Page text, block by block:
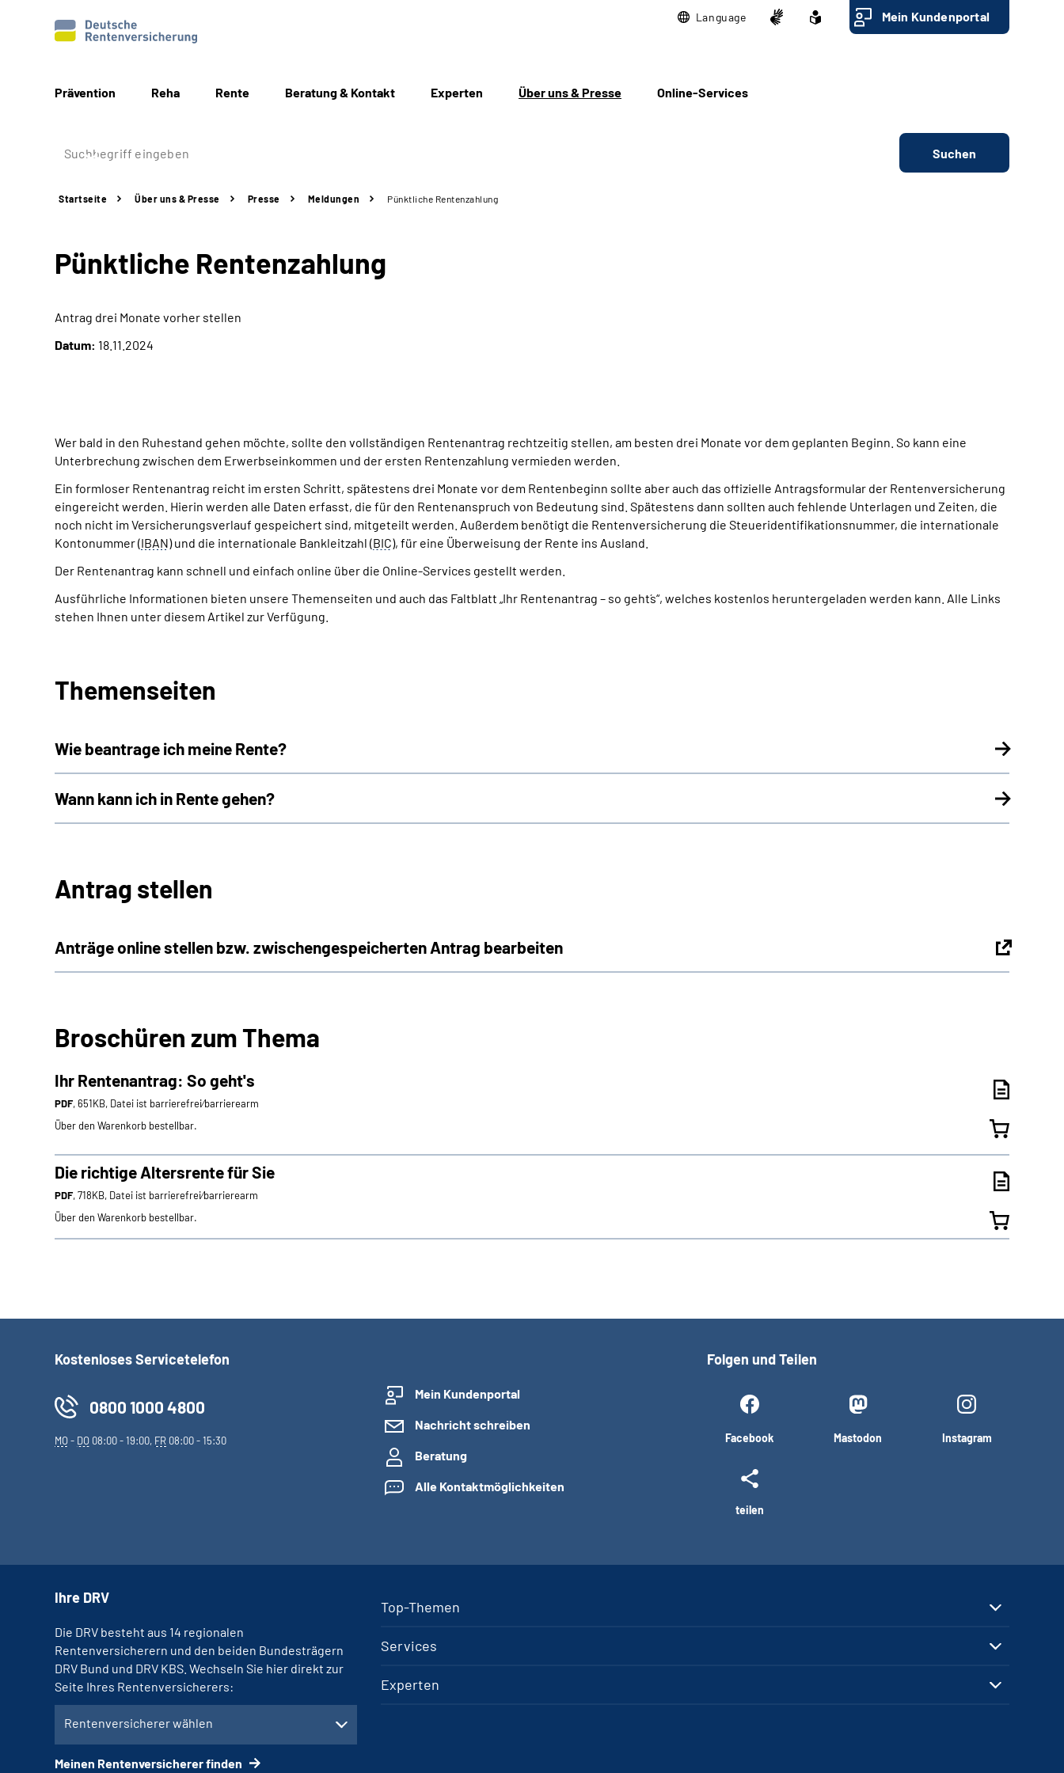
Language Mein Kundenportal
Prävention Reha Rente Beratung & Kontakt Experten Über uns & Presse Online-Services
Suchen
Startseite Über uns & Presse Presse Meldungen Pünktliche Rentenzahlung
Pünktliche Rentenzahlung
Antrag drei Monate vorher stellen
Datum: 18.11.2024
Wer bald in den Ruhestand gehen möchte, sollte den vollständigen Rentenantrag rechtzeitig stellen, am besten drei Monate vor dem geplanten Beginn. So kann eine
Unterbrechung zwischen dem Erwerbseinkommen und der ersten Rentenzahlung vermieden werden.
Ein formloser Rentenantrag reicht im ersten Schritt, spätestens drei Monate vor dem Rentenbeginn sollte aber auch das offizielle Antragsformular der Rentenversicherung
eingereicht werden. Hierin werden alle Daten erfasst, die für den Rentenanspruch von Bedeutung sind. Spätestens dann sollten auch fehlende Unterlagen und Zeiten, die
noch nicht im Versicherungsverlauf gespeichert sind, mitgeteilt werden. Außerdem benötigt die Rentenversicherung die Steueridentifikationsnummer, die internationale
Kontonummer (IBAN) und die internationale Bankleitzahl (BIC), für eine Überweisung der Rente ins Ausland.
Der Rentenantrag kann schnell und einfach online über die Online-Services gestellt werden.
Ausführliche Informationen bieten unsere Themenseiten und auch das Faltblatt „Ihr Rentenantrag – so geht´s“, welches kostenlos heruntergeladen werden kann. Alle Links
stehen Ihnen unter diesem Artikel zur Verfügung.
Themenseiten
Wie beantrage ich meine Rente?
Wann kann ich in Rente gehen?
Antrag stellen
Anträge online stellen bzw. zwischengespeicherten Antrag bearbeiten
Broschüren zum Thema
Ihr Rentenantrag: So geht's
PDF, 651KB, Datei ist barrierefrei⁄barrierearm
Über den Warenkorb bestellbar.
Die richtige Altersrente für Sie
PDF, 718KB, Datei ist barrierefrei⁄barrierearm
Über den Warenkorb bestellbar.
Kostenloses Servicetelefon
0800 1000 4800
MO- DO 08:00 - 19:00, FR 08:00 - 15:30
Mein Kundenportal
Nachricht schreiben
Beratung
Alle Kontaktmöglichkeiten
Folgen und Teilen
Facebook Mastodon Instagram
teilen
Top-Themen
Services
Experten
Ihre DRV
Die DRV besteht aus 14 regionalen
Rentenversicherern und den beiden Bundesträgern
DRV Bund und DRV KBS. Wechseln Sie hier direkt zur
Seite Ihres Rentenversicherers:
Rentenversicherer wählen
Meinen Rentenversicherer finden